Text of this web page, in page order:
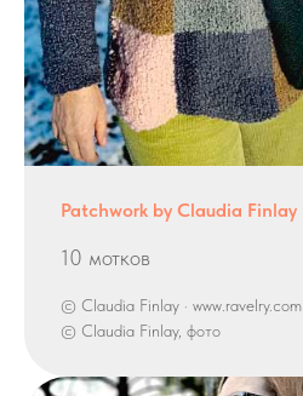
Patchwork by Claudia Finlay
10 мотков
© Claudia Finlay · www.ravelry.com
© Claudia Finlay, фото